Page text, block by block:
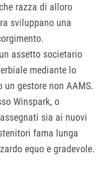
razza di alloro
sviluppano una
assetto societario
mediante lo
un gestore non AAMS.
Winspark, o
sia ai nuovi
fama lunga
equo e gradevole.